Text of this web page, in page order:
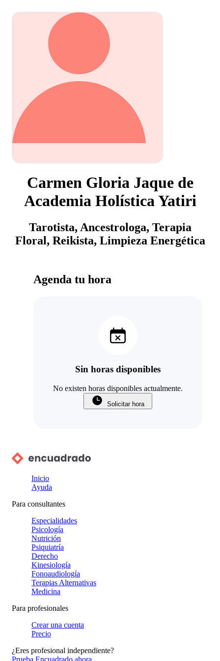
Carmen Gloria Jaque de
Academia Holística Yatiri
Tarotista, Ancestrologa, Terapia
Floral, Reikista, Limpieza Energética
Agenda tu hora
Sin horas disponibles
No existen horas disponibles actualmente.
Solicitar hora
Inicio
Ayuda
Para consultantes
Especialidades
Psicología
Nutrición
Psiquiatría
Derecho
Kinesiología
Fonoaudiología
Terapias Alternativas
Medicina
Para profesionales
Crear una cuenta
Precio
¿Eres profesional independiente?